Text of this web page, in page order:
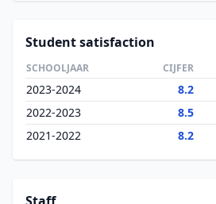
Student satisfaction
SCHOOLJAAR CIJFER
2023-2024 8.2
2022-2023
8.5
2021-2022
8.2